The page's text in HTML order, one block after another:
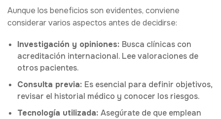
Aunque los beneficios son evidentes, conviene
considerar varios aspectos antes de decidirse:
Investigación y opiniones: Busca clínicas con
acreditación internacional. Lee valoraciones de
otros pacientes.
Consulta previa: Es esencial para definir objetivos,
revisar el historial médico y conocer los riesgos.
Tecnología utilizada: Asegúrate de que emplean